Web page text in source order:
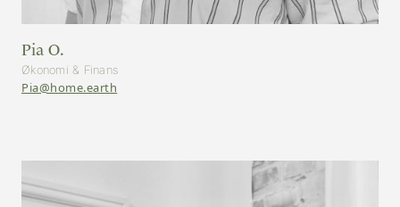
Pia O.
Økonomi & Finans
Pia@home.earth